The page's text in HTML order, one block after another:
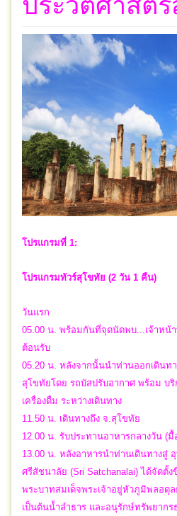
โปรแกรมที่ 1:
โปรแกรมทัวร์สุโขทัย (2 วัน 1 คืน)
วันแรก
05.00 น. พร้อมกันที่จุดนัดพบ...เจ้าหน้า
ต้อนรับ
05.20 น. หลังจากนั้นนำท่านออกเดินท
สุโขทัยโดย รถบัสปรับอากาศ พร้อม บริ
เครื่องดื่ม ระหว่างเดินทาง
11.50 น. เดินทางถึง จ.สุโขทัย
12.00 น. รับประทานอาหารกลางวัน (
13.00 น. หลังอาหารนำท่านเดินทางสู่
ศรีสัชนาลัย (Sri Satchanalai) ได้จัดตั้
พระบาทสมเด็จพระเจ้าอยู่หัวภูมิพลอดุ
เป็นต้นน้ำลำธาร และอนุรักษ์ทรัพยาก